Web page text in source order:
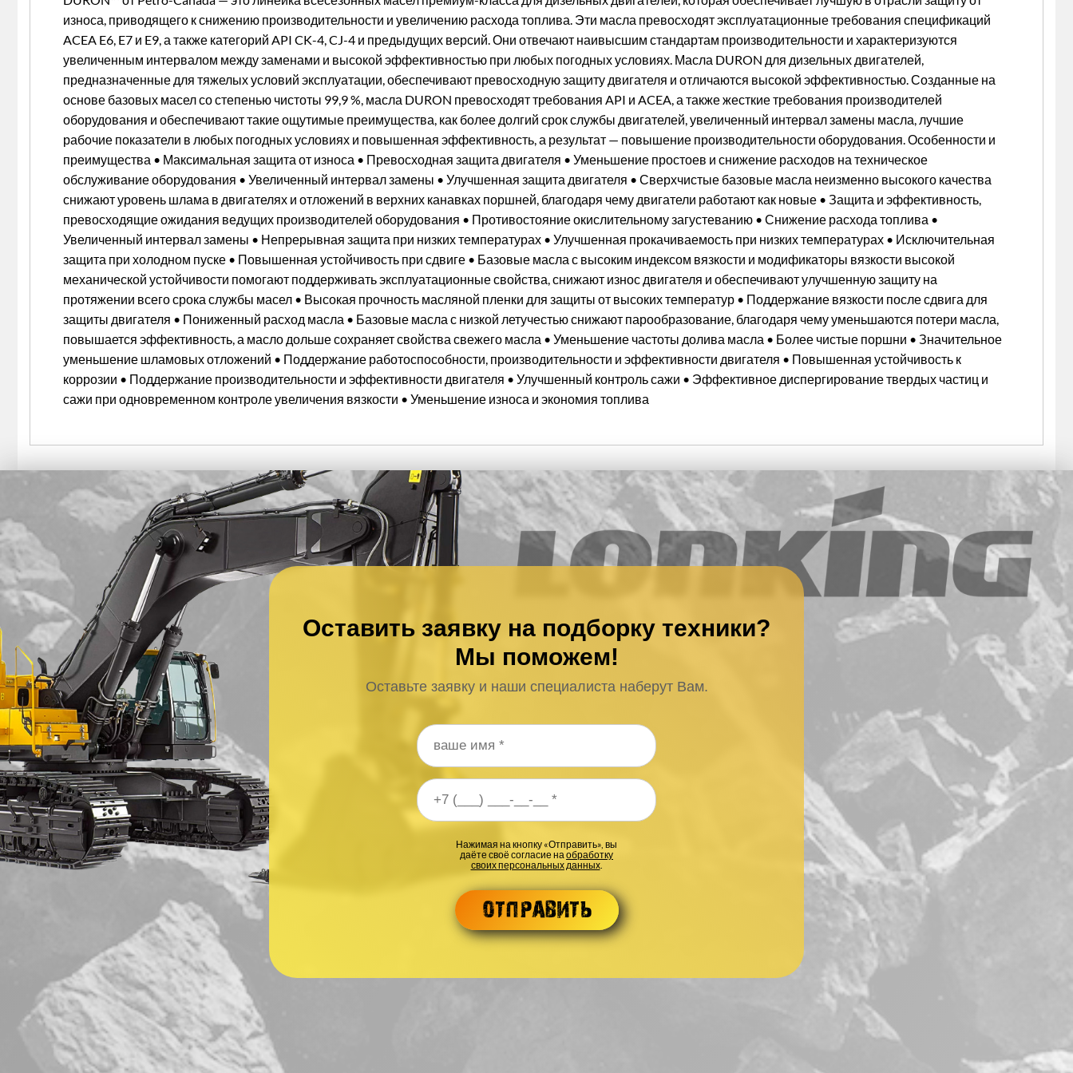
износа, приводящего к снижению производительности и увеличению расхода топлива. Эти масла превосходят эксплуатационные требования спецификаций
ACEA E6, E7 и E9, а также категорий API CK-4, CJ-4 и предыдущих версий. Они отвечают наивысшим стандартам производительности и характеризуются
увеличенным интервалом между заменами и высокой эффективностью при любых погодных условиях. Масла DURON для дизельных двигателей,
предназначенные для тяжелых условий эксплуатации, обеспечивают превосходную защиту двигателя и отличаются высокой эффективностью. Созданные на
основе базовых масел со степенью чистоты 99,9 %, масла DURON превосходят требования API и ACEA, а также жесткие требования производителей
оборудования и обеспечивают такие ощутимые преимущества, как более долгий срок службы двигателей, увеличенный интервал замены масла, лучшие
рабочие показатели в любых погодных условиях и повышенная эффективность, а результат — повышение производительности оборудования. Особенности и
преимущества • Максимальная защита от износа • Превосходная защита двигателя • Уменьшение простоев и снижение расходов на техническое
обслуживание оборудования • Увеличенный интервал замены • Улучшенная защита двигателя • Сверхчистые базовые масла неизменно высокого качества
снижают уровень шлама в двигателях и отложений в верхних канавках поршней, благодаря чему двигатели работают как новые • Защита и эффективность,
превосходящие ожидания ведущих производителей оборудования • Противостояние окислительному загустеванию • Снижение расхода топлива •
Увеличенный интервал замены • Непрерывная защита при низких температурах • Улучшенная прокачиваемость при низких температурах • Исключительная
защита при холодном пуске • Повышенная устойчивость при сдвиге • Базовые масла с высоким индексом вязкости и модификаторы вязкости высокой
механической устойчивости помогают поддерживать эксплуатационные свойства, снижают износ двигателя и обеспечивают улучшенную защиту на
протяжении всего срока службы масел • Высокая прочность масляной пленки для защиты от высоких температур • Поддержание вязкости после сдвига для
защиты двигателя • Пониженный расход масла • Базовые масла с низкой летучестью снижают парообразование, благодаря чему уменьшаются потери масла,
повышается эффективность, а масло дольше сохраняет свойства свежего масла • Уменьшение частоты долива масла • Более чистые поршни • Значительное
уменьшение шламовых отложений • Поддержание работоспособности, производительности и эффективности двигателя • Повышенная устойчивость к
коррозии • Поддержание производительности и эффективности двигателя • Улучшенный контроль сажи • Эффективное диспергирование твердых частиц и
сажи при одновременном контроле увеличения вязкости • Уменьшение износа и экономия топлива
Оставить заявку на подборку техники?
Мы поможем!
Оставьте заявку и наши специалиста наберут Вам.
Ваш номер телефона
Нажимая на кнопку «Отправить», вы
даёте своё согласие на обработку
своих персональных данных.